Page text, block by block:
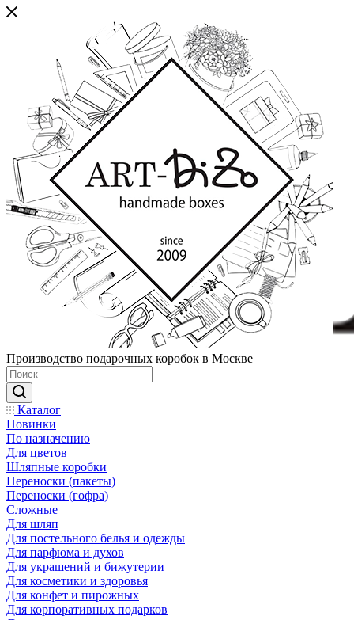
Производство подарочных коробок в Москве
Каталог
Новинки
По назначению
Для цветов
Шляпные коробки
Переноски (пакеты)
Переноски (гофра)
Сложные
Для шляп
Для постельного белья и одежды
Для парфюма и духов
Для украшений и бижутерии
Для косметики и здоровья
Для конфет и пирожных
Для корпоративных подарков